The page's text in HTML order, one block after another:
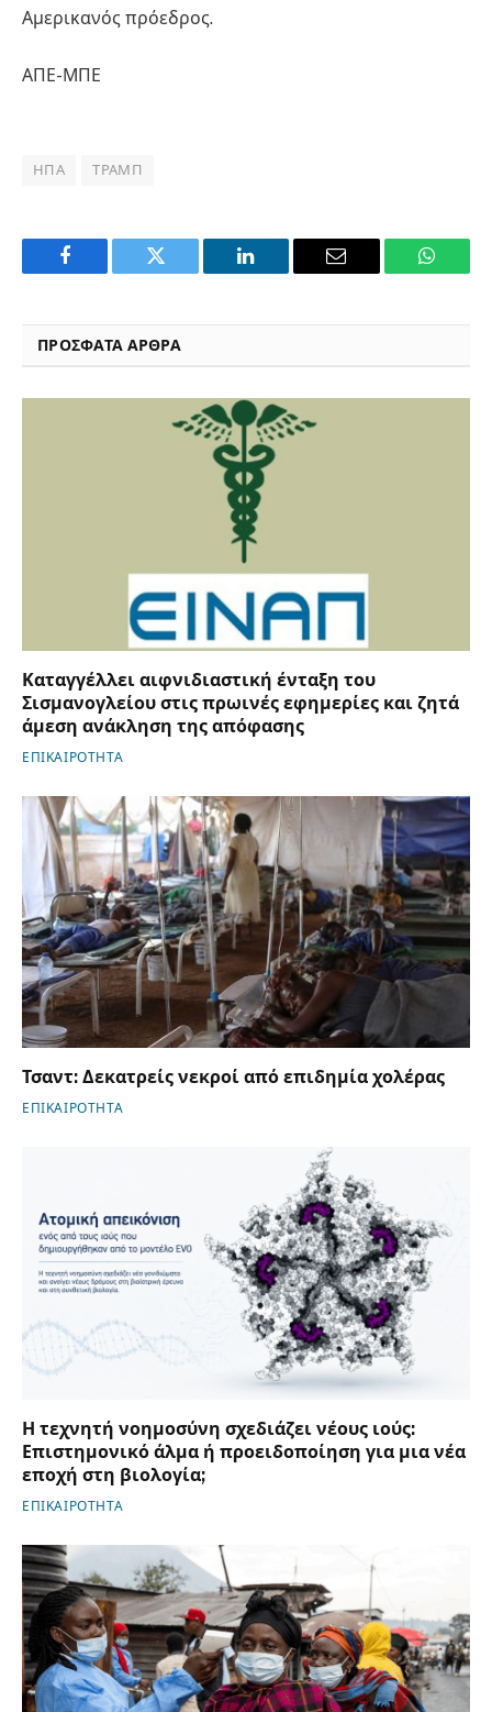
Αμερικανός πρόεδρος.
ΑΠΕ-ΜΠΕ
ΗΠΑ ΤΡΑΜΠ
Facebook Twitter LinkedIn Email
ΠΡΟΣΦΑΤΑ ΑΡΘΡΑ
Καταγγέλλει αιφνιδιαστική ένταξη του
Σισμανογλείου στις πρωινές εφημερίες και ζητά
άμεση ανάκληση της απόφασης
ΕΠΙΚΑΙΡΟΤΗΤΑ
Τσαντ: Δεκατρείς νεκροί από επιδημία χολέρας
ΕΠΙΚΑΙΡΟΤΗΤΑ
Η τεχνητή νοημοσύνη σχεδιάζει νέους ιούς:
Επιστημονικό άλμα ή προειδοποίηση για μια νέα
εποχή στη βιολογία;
ΕΠΙΚΑΙΡΟΤΗΤΑ